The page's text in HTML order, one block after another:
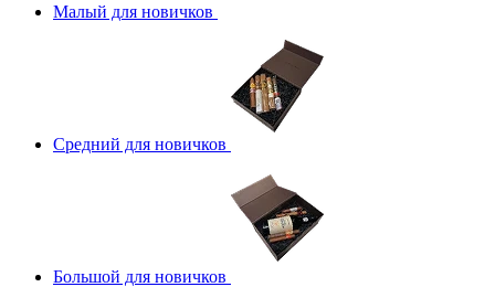
Малый для новичков
Средний для новичков
Большой для новичков